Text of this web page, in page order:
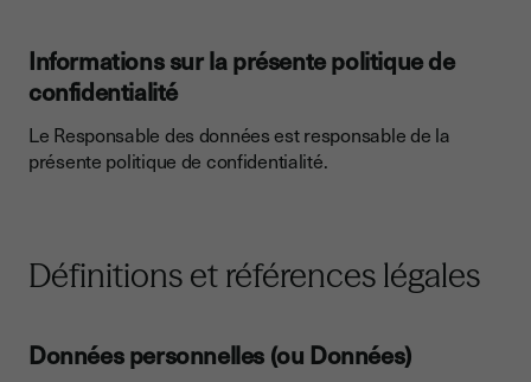
Informations sur la présente politique de
confidentialité
Le Responsable des données est responsable de la
présente politique de confidentialité.
Définitions et références légales
Données personnelles (ou Données)